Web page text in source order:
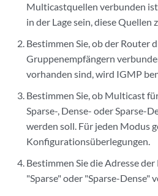
Multicastquellen verbunden
in der Lage sein, diese Quellen
Bestimmen Sie, ob der Router
Gruppenempfängern
vorhanden sind, wird IGMP
Bestimmen Sie, ob Multicast
Sparse-, Dense- oder Sparse-
werden soll. Für jeden Modus
Konfigurationsüberlegungen.
Bestimmen Sie die Adresse
"Sparse" oder "Sparse-Dense"